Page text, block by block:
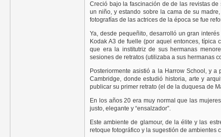
Creció bajo la fascinación de de las revistas
un niño, y estando sobre la cama de su
fotografías de las actrices de la época se fue
Ya, desde pequeñito, desarrolló un gran
Kodak A3 de fuelle (por aquel entonces,
que era la institutriz de sus hermanas
sesiones de retratos (utilizaba a sus hermanas
Posteriormente asistió a la Harrow School, y
Cambridge, donde estudió historia, arte y
publicar su primer retrato (el de la duquesa de
En los años 20 era muy normal que las
justo, elegante y “ensalzador”.
Este ambiente de glamour, de la élite y las
retoque fotográfico y la sugestión de ambientes